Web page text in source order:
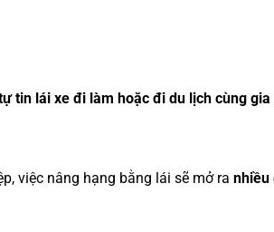
tin lái xe đi làm hoặc đi du lịch cùng
việc nâng hạng bằng lái sẽ mở ra nhiều